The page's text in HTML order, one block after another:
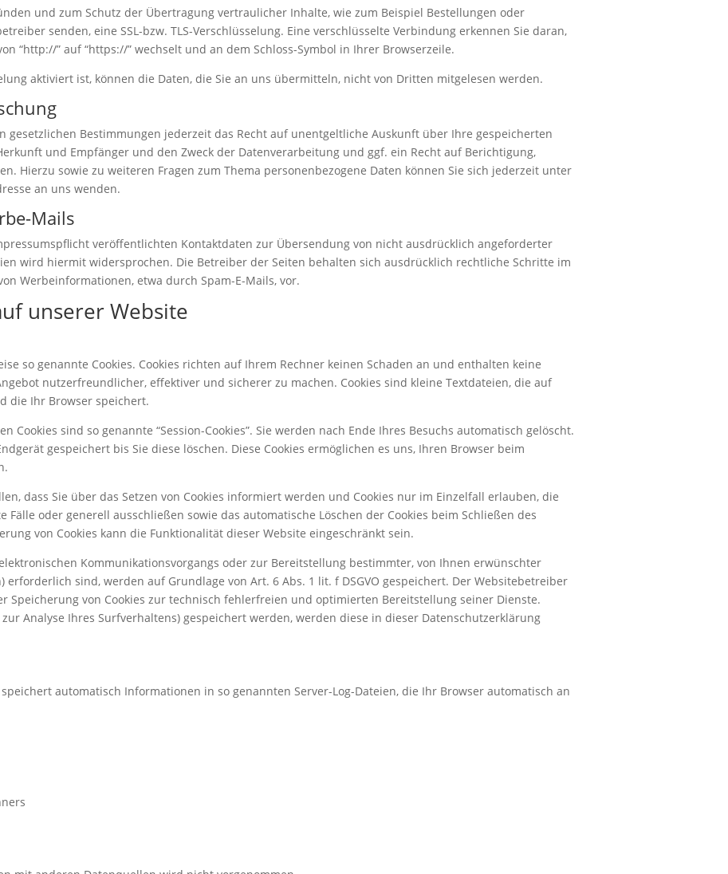
und zum Schutz der Übertragung vertraulicher Inhalte, wie zum Beispiel Bestellungen oder
senden, eine SSL-bzw. TLS-Verschlüsselung. Eine verschlüsselte Verbindung erkennen Sie daran,
“http://” auf “https://” wechselt und an dem Schloss-Symbol in Ihrer Browserzeile.
aktiviert ist, können die Daten, die Sie an uns übermitteln, nicht von Dritten mitgelesen werden.
gesetzlichen Bestimmungen jederzeit das Recht auf unentgeltliche Auskunft über Ihre gespeicherten
und Empfänger und den Zweck der Datenverarbeitung und ggf. ein Recht auf Berichtigung,
Hierzu sowie zu weiteren Fragen zum Thema personenbezogene Daten können Sie sich jederzeit unter
an uns wenden.
Mails
veröffentlichten Kontaktdaten zur Übersendung von nicht ausdrücklich angeforderter
wird hiermit widersprochen. Die Betreiber der Seiten behalten sich ausdrücklich rechtliche Schritte im
Werbeinformationen, etwa durch Spam-E-Mails, vor.
unserer Website
so genannte Cookies. Cookies richten auf Ihrem Rechner keinen Schaden an und enthalten keine
nutzerfreundlicher, effektiver und sicherer zu machen. Cookies sind kleine Textdateien, die auf
die Ihr Browser speichert.
Cookies sind so genannte “Session-Cookies”. Sie werden nach Ende Ihres Besuchs automatisch gelöscht.
gespeichert bis Sie diese löschen. Diese Cookies ermöglichen es uns, Ihren Browser beim
dass Sie über das Setzen von Cookies informiert werden und Cookies nur im Einzelfall erlauben, die
Fälle oder generell ausschließen sowie das automatische Löschen der Cookies beim Schließen des
von Cookies kann die Funktionalität dieser Website eingeschränkt sein.
Kommunikationsvorgangs oder zur Bereitstellung bestimmter, von Ihnen erwünschter
erforderlich sind, werden auf Grundlage von Art. 6 Abs. 1 lit. f DSGVO gespeichert. Der Websitebetreiber
Speicherung von Cookies zur technisch fehlerfreien und optimierten Bereitstellung seiner Dienste.
zur Analyse Ihres Surfverhaltens) gespeichert werden, werden diese in dieser Datenschutzerklärung
automatisch Informationen in so genannten Server-Log-Dateien, die Ihr Browser automatisch an